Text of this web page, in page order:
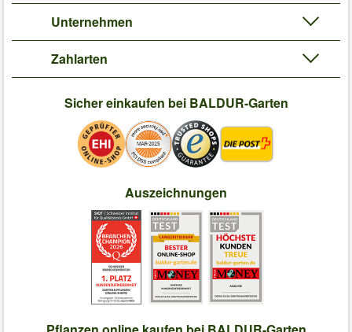
Unternehmen
Zahlarten
Sicher einkaufen bei BALDUR-Garten
Auszeichnungen